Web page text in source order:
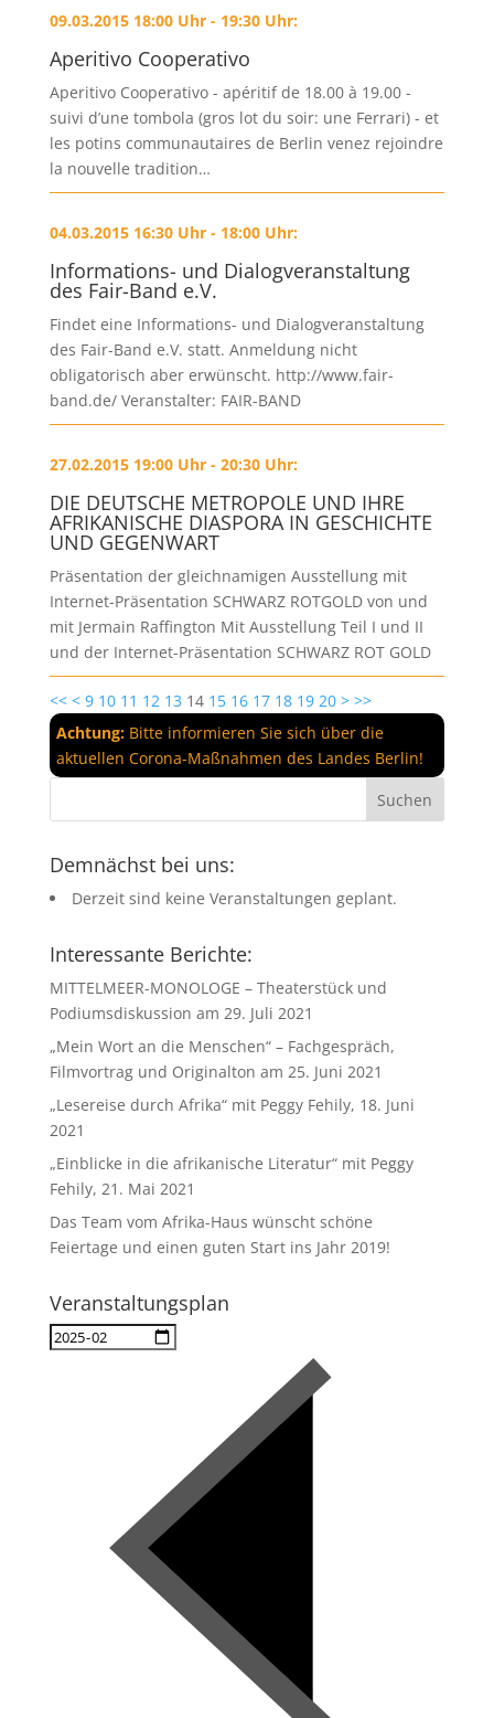
09.03.2015 18:00 Uhr - 19:30 Uhr:
Aperitivo Cooperativo
Aperitivo Cooperativo - apéritif de 18.00 à 19.00 -
suivi d’une tombola (gros lot du soir: une Ferrari) - et
les potins communautaires de Berlin venez rejoindre
la nouvelle tradition…
04.03.2015 16:30 Uhr - 18:00 Uhr:
Informations- und Dialogveranstaltung
des Fair-Band e.V.
Findet eine Informations- und Dialogveranstaltung
des Fair-Band e.V. statt. Anmeldung nicht
obligatorisch aber erwünscht. http://www.fair-
band.de/ Veranstalter: FAIR-BAND
27.02.2015 19:00 Uhr - 20:30 Uhr:
DIE DEUTSCHE METROPOLE UND IHRE
AFRIKANISCHE DIASPORA IN GESCHICHTE
UND GEGENWART
Präsentation der gleichnamigen Ausstellung mit
Internet-Präsentation SCHWARZ ROTGOLD von und
mit Jermain Raffington Mit Ausstellung Teil I und II
und der Internet-Präsentation SCHWARZ ROT GOLD
<< < 9 10 11 12 13 14 15 16 17 18 19 20 > >>
Achtung:Bitte informieren Sie sich über die
aktuellen Corona-Maßnahmen des Landes Berlin!
Demnächst bei uns:
Derzeit sind keine Veranstaltungen geplant.
Interessante Berichte:
MITTELMEER-MONOLOGE – Theaterstück und
Podiumsdiskussion am 29. Juli 2021
„Mein Wort an die Menschen“ – Fachgespräch,
Filmvortrag und Originalton am 25. Juni 2021
„Lesereise durch Afrika“ mit Peggy Fehily, 18. Juni
2021
„Einblicke in die afrikanische Literatur“ mit Peggy
Fehily, 21. Mai 2021
Das Team vom Afrika-Haus wünscht schöne
Feiertage und einen guten Start ins Jahr 2019!
Veranstaltungsplan